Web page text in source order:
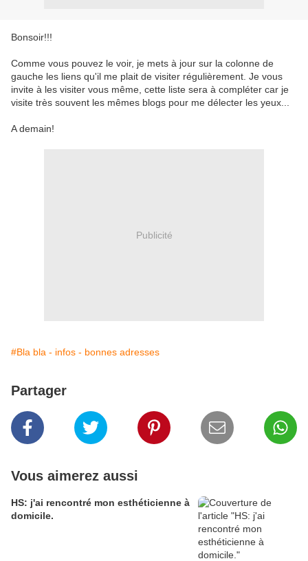
Bonsoir!!!
Comme vous pouvez le voir, je mets à jour sur la colonne de
gauche les liens qu'il me plait de visiter régulièrement. Je vous
invite à les visiter vous même, cette liste sera à compléter car je
visite très souvent les mêmes blogs pour me délecter les yeux...
A demain!
Publicité
#Bla bla - infos - bonnes adresses
Partager
Vous aimerez aussi
HS: j'ai rencontré mon esthéticienne à
domicile.